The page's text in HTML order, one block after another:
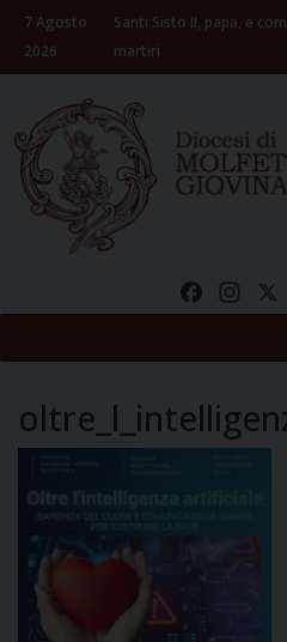
Skip
content
7 Agosto
2026
Santi Sisto II, papa, e
martiri
Facebook